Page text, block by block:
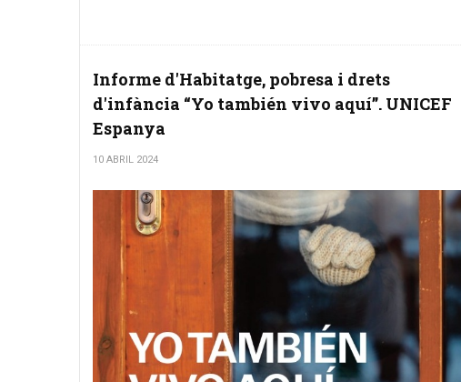
Informe d'Habitatge, pobresa i drets
d'infància “Yo también vivo aquí”. UNICEF
Espanya
10 ABRIL 2024